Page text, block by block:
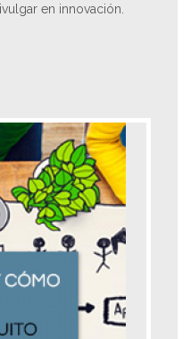
en innovación.